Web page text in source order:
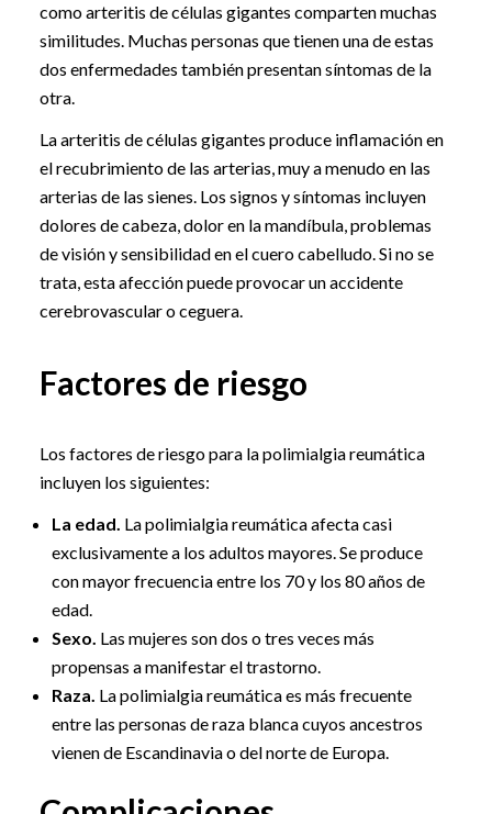
como arteritis de células gigantes comparten muchas
similitudes. Muchas personas que tienen una de estas
dos enfermedades también presentan síntomas de la
otra.
La arteritis de células gigantes produce inflamación en
el recubrimiento de las arterias, muy a menudo en las
arterias de las sienes. Los signos y síntomas incluyen
dolores de cabeza, dolor en la mandíbula, problemas
de visión y sensibilidad en el cuero cabelludo. Si no se
trata, esta afección puede provocar un accidente
cerebrovascular o ceguera.
Factores de riesgo
Los factores de riesgo para la polimialgia reumática
incluyen los siguientes:
La edad. La polimialgia reumática afecta casi
exclusivamente a los adultos mayores. Se produce
con mayor frecuencia entre los 70 y los 80 años de
edad.
Sexo. Las mujeres son dos o tres veces más
propensas a manifestar el trastorno.
Raza. La polimialgia reumática es más frecuente
entre las personas de raza blanca cuyos ancestros
vienen de Escandinavia o del norte de Europa.